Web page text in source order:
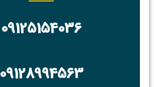
09125154036
09128994563